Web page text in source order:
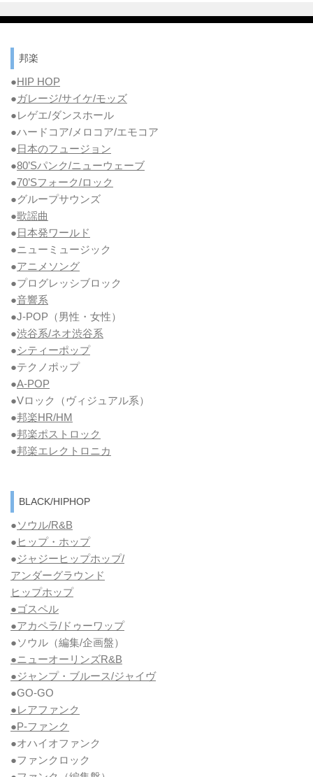
邦楽
●HIP HOP
●ガレージ/サイケ/モッズ
●レゲエ/ダンスホール
●ハードコア/メロコア/エモコア
●日本のフュージョン
●80’Sパンク/ニューウェーブ
●70’Sフォーク/ロック
●グループサウンズ
●歌謡曲
●日本発ワールド
●ニューミュージック
●アニメソング
●プログレッシブロック
●音響系
●J-POP（男性・女性）
●渋谷系/ネオ渋谷系
●シティーポップ
●テクノポップ
●A-POP
●Vロック
（ヴィジュアル系）
●邦楽HR/HM
●邦楽ポストロック
●邦楽エレクトロニカ
BLACK/HIPHOP
●ソウル/R&B
● ヒップ・ホップ
●ジャジーヒップホップ/
アンダーグラウンド
ヒップホップ
●ゴスペル
●アカペラ/ドゥーワップ
●ソウル （編集/企画盤）
●ニューオーリンズR&B
●ジャンプ・ブルース/ジャイヴ
●GO-GO
●レアファンク
●P-ファンク
●オハイオファンク
●ファンクロック